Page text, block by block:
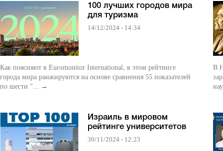
100 лучших городов мира
для туризма
14/12/2024 - 14:34
Как поясняют в Euromonitor International, в этом рейтинге
города мира ранжируются на основе сравнения 55 показателей
по шести "... →
Израиль в мировом
рейтинге университетов
30/11/2024 - 12:23
В